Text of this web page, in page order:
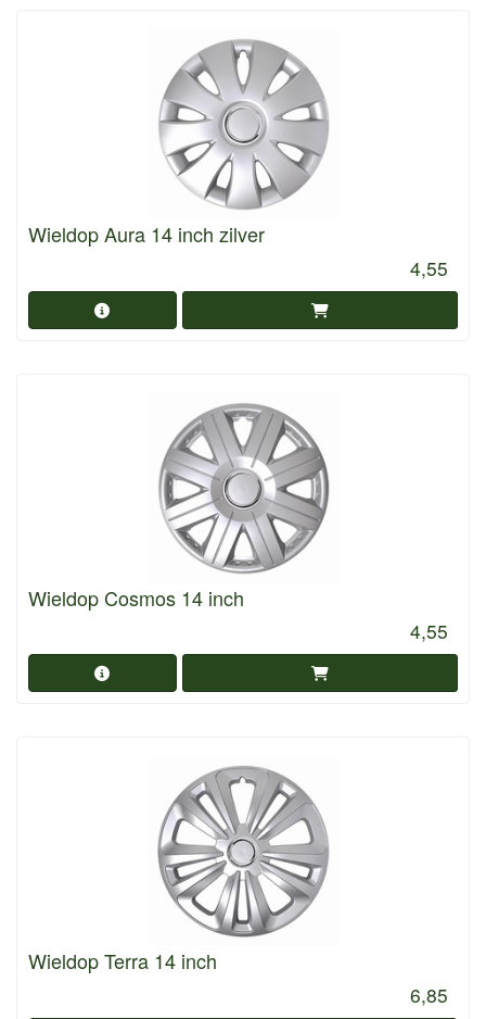
Wieldop Aura 14 inch zilver
4,55
Wieldop Cosmos 14 inch
4,55
Wieldop Terra 14 inch
6,85